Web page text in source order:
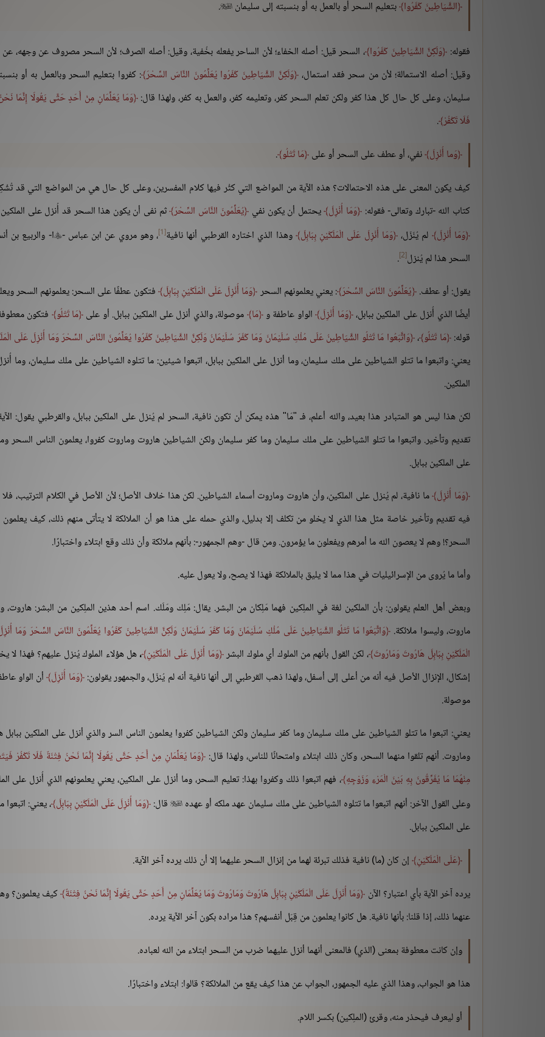
الشَّيَاطِينَ كَفَرُوا بتعليم السحر أو بالعمل به أو بنسبته إلى سليمان 
.
فقوله: وَلَكِنَّ الشَّيَاطِينَ كَفَرُوا ، السحر قيل: أصله الخفاء؛ لأن الساحر يفعله بخُفية، وقيل: أصله الصرف؛ لأن السحر مصروف عن وجهه، عن
وقيل: أصله الاستمالة؛ لأن من سحر فقد استمال، وَلَكِنَّ الشَّيَاطِينَ كَفَرُوا يُعَلِّمُونَ النَّاسَ السِّحْرَ : كفروا بتعليم السحر وبالعمل به أو
سليمان، وعلى كل حال كل هذا كفر ولكن تعلم السحر كفر، وتعليمه كفر، والعمل به كفر، ولهذا قال: وَمَا يُعَلِّمَانِ مِنْ أَحَدٍ حَتَّى يَقُولَا إِنَّمَا
فَلَا تَكْفُرْ .
وَما أُنْزِلَ نفي، أو عطف على السحر أو على مَا تَتْلُو .
كيف يكون المعنى على هذه الاحتمالات؟ هذه الآية من المواضع التي كثُر فيها كلام المفسرين، وعلى كل حال هي من المواضع التي قد
كتاب الله -تبارك وتعالى- فقوله: وَمَا أُنْزِلَ يحتمل أن يكون نفي يُعَلِّمُونَ النَّاسَ السِّحْرَ ثم نفى أن يكون هذا السحر قد أُنزل على الملكين
وَمَا أُنْزِلَ لم يُنَزّل، وَمَا أُنْزِلَ عَلَى الْمَلَكَيْنِ بِبَابِلَ وهذا الذي اختاره القرطبي أنها نافية[1] ، وهو مروي عن ابن عباس -ا- والربيع بن
السحر هذا لم يُنزل[2]
.
يقول: أو عطف. يُعَلِّمُونَ النَّاسَ السِّحْرَ : يعني يعلمونهم السحر وَمَا أُنْزِلَ عَلَى الْمَلَكَيْنِ بِبَابِلَ فتكون عطفًا على السحر: يعلمونهم السحر
أيضًا الذي أُنزل على الملكين ببابل، وَمَا أُنْزِلَ الواو عاطفة و مَا موصولة، والذي أنزل على الملكين ببابل. أو على مَا تَتْلُو فتكون
قوله: مَا تَتْلُو ، وَاتَّبَعُوا مَا تَتْلُو الشَّيَاطِينُ عَلَى مُلْكِ سُلَيْمَانَ وَمَا كَفَرَ سُلَيْمَانُ وَلَكِنَّ الشَّيَاطِينَ كَفَرُوا يُعَلِّمُونَ النَّاسَ السِّحْرَ وَمَا أُنْزِلَ عَلَى
يعني: واتبعوا ما تتلو الشياطين على ملك سليمان، وما أنزل على الملكين ببابل، اتبعوا شيئين: ما تتلوه الشياطين على ملك سليمان، وما
الملكين.
لكن هذا ليس هو المتبادر هذا بعيد، والله أعلم، فـ "مَا" هذه يمكن أن تكون نافية، السحر لم يُنزل على الملكين ببابل، والقرطبي يقول:
تقديم وتأخير. واتبعوا ما تتلو الشياطين على ملك سليمان وما كفر سليمان ولكن الشياطين هاروت وماروت كفروا، يعلمون الناس السحر
على الملكين ببابل.
وَمَا أُنْزِلَ ما نافية، لم يُنزل على الملكين، وأن هاروت وماروت أسماء الشياطين. لكن هذا خلاف الأصل؛ لأن الأصل في الكلام الترتيب،
فيه تقديم وتأخير خاصة مثل هذا الذي لا يخلو من تكلف إلا بدليل، والذي حمله على هذا هو أن الملائكة لا يتأتى منهم ذلك، كيف
السحر؟! وهم لا يعصون الله ما أمرهم ويفعلون ما يؤمرون. ومن قال -وهم الجمهور-: بأنهم ملائكة وأن ذلك وقع ابتلاء واختبارًا.
وأما ما يُروى من الإسرائيليات في هذا مما لا يليق بالملائكة فهذا لا يصح، ولا يعول عليه.
وبعض أهل العلم يقولون: بأن الملكين لغة في الملِكين فهما مَلِكان من البشر. يقال: مَلِك ومَلَك. اسم أحد هذين الملِكين من البشر: هاروت،
ماروت، وليسوا ملائكة. وَاتَّبَعُوا مَا تَتْلُو الشَّيَاطِينُ عَلَى مُلْكِ سُلَيْمَانَ وَمَا كَفَرَ سُلَيْمَانُ وَلَكِنَّ الشَّيَاطِينَ كَفَرُوا يُعَلِّمُونَ النَّاسَ السِّحْرَ وَمَا
الْمَلَكَيْنِ بِبَابِلَ هَارُوتَ وَمَارُوتَ ، لكن القول بأنهم من الملوك أي ملوك البشر وَمَا أُنْزِلَ عَلَى الْمَلَكَيْنِ ،هل هؤلاء الملوك يُنزل عليهم؟ فهذا لا
إشكال، الإنزال الأصل فيه أنه من أعلى إلى أسفل، ولهذا ذهب القرطبي إلى أنها نافية أنه لم يُنزّل، والجمهور يقولون: وَمَا أُنْزِلَ أن الواو
موصولة.
يعني: اتبعوا ما تتلو الشياطين على ملك سليمان وما كفر سليمان ولكن الشياطين كفروا يعلمون الناس السر والذي أنزل على الملكين
وماروت. أنهم تلقوا منهما السحر، وكان ذلك ابتلاء وامتحانًا للناس، ولهذا قال: وَمَا يُعَلِّمَانِ مِنْ أَحَدٍ حَتَّى يَقُولَا إِنَّمَا نَحْنُ فِتْنَةٌ فَلَا تَكْفُرْ
مِنْهُمَا مَا يُفَرِّقُونَ بِهِ بَيْنَ الْمَرْءِ وَزَوْجِهِ ، فهم اتبعوا ذلك وكفروا بهذا: تعليم السحر، وما أنزل على الملكين، يعني يعلمونهم الذي أُنزل على
وعلى القول الآخر: أنهم اتبعوا ما تتلوه الشياطين على ملك سليمان عهد ملكه أو عهده قال: وَمَا أُنْزِلَ عَلَى الْمَلَكَيْنِ بِبَابِلَ ، يعني: اتبعوا
على الملكين ببابل.
عَلَى الْمَلَكَيْنِ إن كان (ما) نافية فذلك تبرئة لهما من إنزال السحر عليهما إلا أن ذلك يرده آخر الآية.
يرده آخر الآية بأي اعتبار؟ الآن وَمَا أُنْزِلَ عَلَى الْمَلَكَيْنِ بِبَابِلَ هَارُوتَ وَمَارُوتَ وَمَا يُعَلِّمَانِ مِنْ أَحَدٍ حَتَّى يَقُولَا إِنَّمَا نَحْنُ فِتْنَةٌ كيف يعلمون؟
عنهما ذلك، إذا قلنا: بأنها نافية. هل كانوا يعلمون من قِبَل أنفسهم؟ هذا مراده بكون آخر الآية يرده.
وإن كانت معطوفة بمعنى (الذي) فالمعنى أنهما أنزل عليهما ضرب من السحر ابتلاء من الله لعباده.
هذا هو الجواب، وهذا الذي عليه الجمهور، الجواب عن هذا كيف يقع من الملائكة؟ قالوا: ابتلاء واختبارًا.
أو ليعرف فيحذر منه، وقرئ (الملِكين) بكسر اللام.